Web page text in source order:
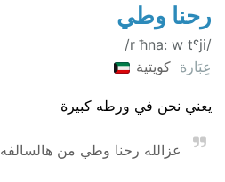
رحنا وطي
/r ħna: w tˤji/
عِبَارة كويتية
يعني نحن في ورطه كبيرة
عزالله رحنا وطي من هالسالفه